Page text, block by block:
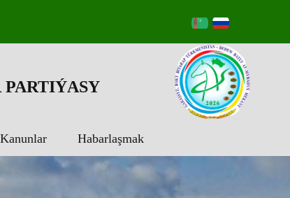
Kanunlar Habarlaşmak